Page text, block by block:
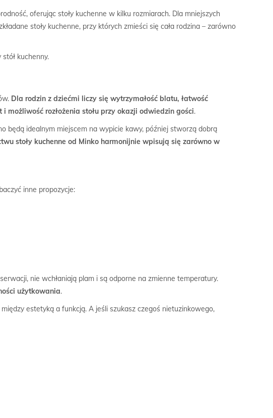
oferując stoły kuchenne w kilku rozmiarach. Dla mniejszych
stoły kuchenne, przy których zmieści się cała rodzina – zarówno
kuchenny.
Dla rodzin z dziećmi liczy się wytrzymałość blatu, łatwość
rozłożenia stołu przy okazji odwiedzin gości.
będą idealnym miejscem na wypicie kawy, później stworzą dobrą
stoły kuchenne od Minko harmonijnie wpisują się zarówno w
inne propozycje:
nie wchłaniają plam i są odporne na zmienne temperatury.
użytkowania.
estetyką a funkcją. A jeśli szukasz czegoś nietuzinkowego,